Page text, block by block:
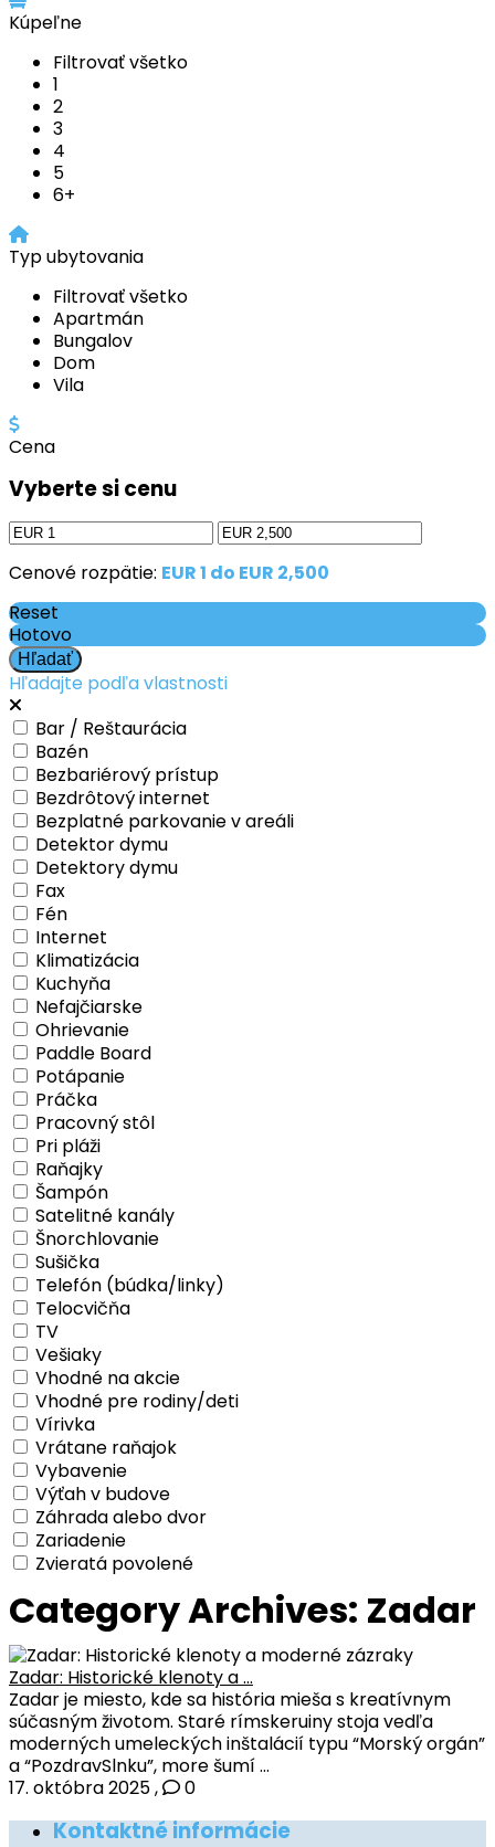
Kúpeľne
Filtrovať všetko
1
2
3
4
5
6+
Typ ubytovania
Filtrovať všetko
Apartmán
Bungalov
Dom
Vila
Cena
Vyberte si cenu
Cenové rozpätie: EUR 1 do EUR 2,500
Reset
Hotovo
Hľadajte podľa vlastnosti
Bar / Reštaurácia
Bazén
Bezbariérový prístup
Bezdrôtový internet
Bezplatné parkovanie v areáli
Detektor dymu
Detektory dymu
Fax
Fén
Internet
Klimatizácia
Kuchyňa
Nefajčiarske
Ohrievanie
Paddle Board
Potápanie
Práčka
Pracovný stôl
Pri pláži
Raňajky
Šampón
Satelitné kanály
Šnorchlovanie
Sušička
Telefón (búdka/linky)
Telocvičňa
TV
Vešiaky
Vhodné na akcie
Vhodné pre rodiny/deti
Vírivka
Vrátane raňajok
Vybavenie
Výťah v budove
Záhrada alebo dvor
Zariadenie
Zvieratá povolené
Category Archives: Zadar
Zadar: Historické klenoty a ...
Zadar je miesto, kde sa história mieša s kreatívnym
súčasným životom. Staré rímskeruiny stoja vedľa
moderných umeleckých inštalácií typu “Morský orgán”
a “PozdravSlnku”, more šumí ...
17. októbra 2025, 0
Kontaktné informácie